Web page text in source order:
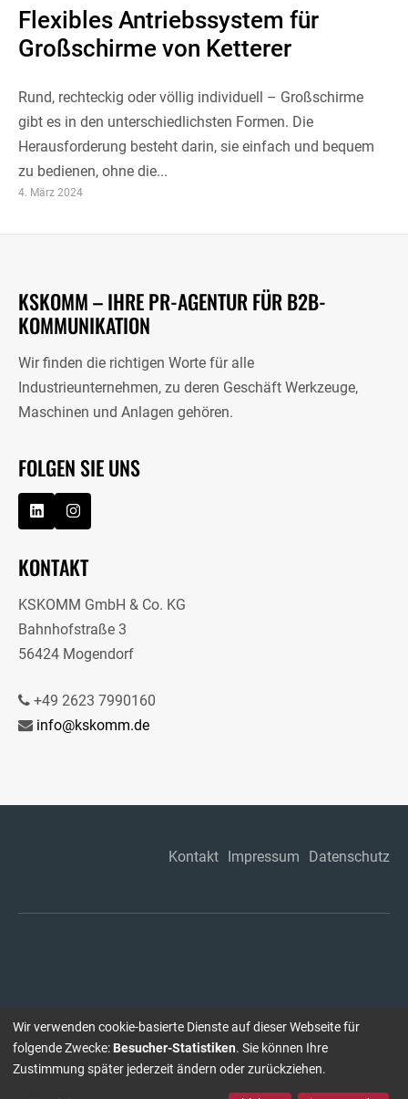
Flexibles Antriebssystem für
Großschirme von Ketterer
Rund, rechteckig oder völlig individuell – Großschirme
gibt es in den unterschiedlichsten Formen. Die
Herausforderung besteht darin, sie einfach und bequem
zu bedienen, ohne die...
4. März 2024
KSKOMM – IHRE PR-AGENTUR FÜR B2B-
KOMMUNIKATION
Wir finden die richtigen Worte für alle
Industrieunternehmen, zu deren Geschäft Werkzeuge,
Maschinen und Anlagen gehören.
FOLGEN SIE UNS
KONTAKT
KSKOMM GmbH & Co. KG
Bahnhofstraße 3
56424 Mogendorf
+49 2623 7990160
info@kskomm.de
Kontakt Impressum Datenschutz
Wir verwenden cookie-basierte Dienste auf dieser Webseite für
folgende Zwecke: Besucher-Statistiken. Sie können Ihre
Zustimmung später jederzeit ändern oder zurückziehen.